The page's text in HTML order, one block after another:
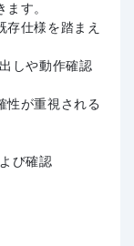
す。
存仕様を踏まえ
しや動作確認
性が重視される
び確認